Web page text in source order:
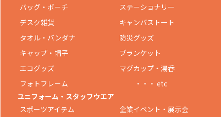
バッグ・ポーチ
ステーショナリー
デスク雑貨
キャンバストート
タオル・バンダナ
防災グッズ
キャップ・帽子
ブランケット
エコグッズ
マグカップ・湯呑
フォトフレーム
・・・ etc
ユニフォーム・スタッフウエア
スポーツアイテム
企業イベント・展示会